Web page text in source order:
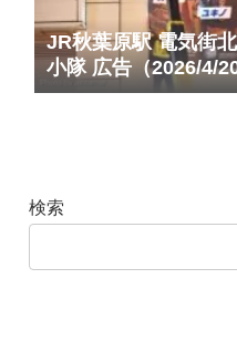
JR秋葉原駅 電気街
小隊 広告（2026/4/
検索